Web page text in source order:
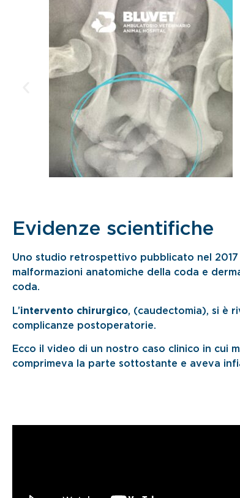
Evidenze scientifiche
Uno studio retrospettivo pubblicato nel 2017
malformazioni anatomiche della coda e
coda.
L’intervento chirurgico, (caudectomia), si è
complicanze postoperatorie.
Ecco il video di un nostro caso clinico in cui
comprimeva la parte sottostante e aveva